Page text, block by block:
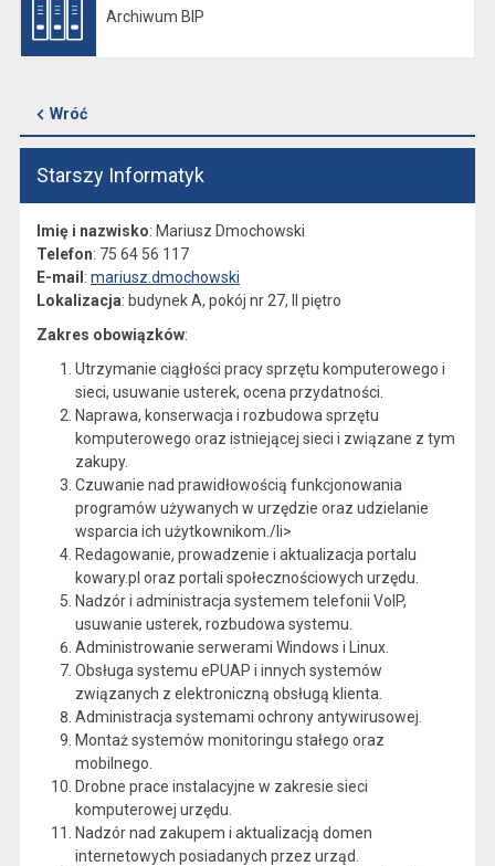
Archiwum BIP
Wróć
Starszy Informatyk
Imię i nazwisko: Mariusz Dmochowski
Telefon: 75 64 56 117
E-mail : mariusz.dmochowski
Lokalizacja: budynek A, pokój nr 27, II piętro
Zakres obowiązków:
Utrzymanie ciągłości pracy sprzętu komputerowego i
sieci, usuwanie usterek, ocena przydatności.
Naprawa, konserwacja i rozbudowa sprzętu
komputerowego oraz istniejącej sieci i związane z tym
zakupy.
Czuwanie nad prawidłowością funkcjonowania
programów używanych w urzędzie oraz udzielanie
wsparcia ich użytkownikom./li>
Redagowanie, prowadzenie i aktualizacja portalu
kowary.pl oraz portali społecznościowych urzędu.
Nadzór i administracja systemem telefonii VoIP,
usuwanie usterek, rozbudowa systemu.
Administrowanie serwerami Windows i Linux.
Obsługa systemu ePUAP i innych systemów
związanych z elektroniczną obsługą klienta.
Administracja systemami ochrony antywirusowej.
Montaż systemów monitoringu stałego oraz
mobilnego.
Drobne prace instalacyjne w zakresie sieci
komputerowej urzędu.
Nadzór nad zakupem i aktualizacją domen
internetowych posiadanych przez urząd.